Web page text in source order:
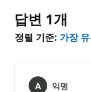
음
답변 1개
정렬 기준: 가장
익명